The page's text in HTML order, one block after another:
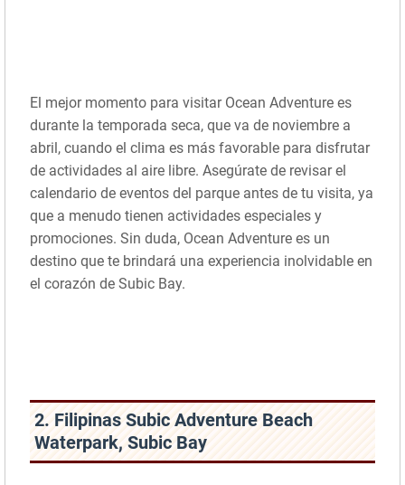
El mejor momento para visitar Ocean Adventure es
durante la temporada seca, que va de noviembre a
abril, cuando el clima es más favorable para disfrutar
de actividades al aire libre. Asegúrate de revisar el
calendario de eventos del parque antes de tu visita, ya
que a menudo tienen actividades especiales y
promociones. Sin duda, Ocean Adventure es un
destino que te brindará una experiencia inolvidable en
el corazón de Subic Bay.
2. Filipinas Subic Adventure Beach
Waterpark, Subic Bay